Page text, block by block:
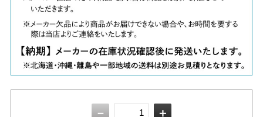
－ ＋